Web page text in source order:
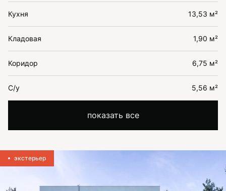
Кухня 13,53 м²
Кладовая 1,90 м²
Коридор 6,75 м²
С/у 5,56 м²
показать все
экстерьер